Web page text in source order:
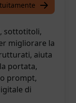
sottotitoli,
migliorare la
aiuta
portata,
prompt,
di